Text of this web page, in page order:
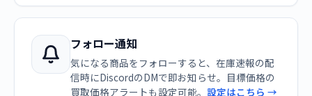
フォロー通知
気になる商品をフォローすると、在庫速報の配
信時にDiscordのDMで即お知らせ。目標価格の
買取価格アラートも設定可能。 設定はこちら →